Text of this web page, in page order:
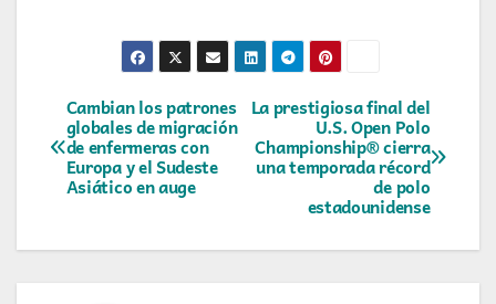
Navegación
de
entradas
La prestigiosa final del
U.S. Open Polo
Championship® cierra
una temporada récord
de polo
estadounidense
Cambian los patrones
globales de migración
de enfermeras con
Europa y el Sudeste
Asiático en auge